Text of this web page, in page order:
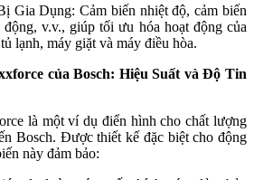
Gia Dụng: Cảm biến nhiệt độ, cảm biến
v.v., giúp tối ưu hóa hoạt động của
lạnh, máy giặt và máy điều hòa.
của Bosch: Hiệu Suất và Độ Tin
là một ví dụ điển hình cho chất lượng
Bosch. Được thiết kế đặc biệt cho động
này đảm bảo: